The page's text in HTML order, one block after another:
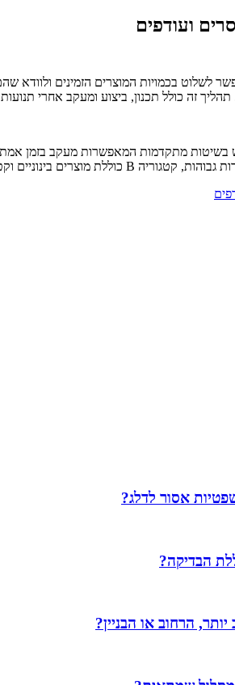
ועודפים
לשלוט בכמויות המוצרים הזמינים ולוודא
זה כולל תכנון, ביצוע ומעקב אחרי
אסור לדלג?
הבדיקה?
הרחוב או הבניין?